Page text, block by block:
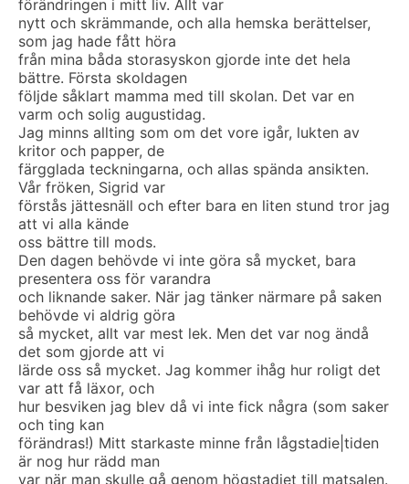
förändringen i mitt liv. Allt var
nytt och skrämmande, och alla hemska berättelser,
som jag hade fått höra
från mina båda storasyskon gjorde inte det hela
bättre. Första skoldagen
följde såklart mamma med till skolan. Det var en
varm och solig augustidag.
Jag minns allting som om det vore igår, lukten av
kritor och papper, de
färgglada teckningarna, och allas spända ansikten.
Vår fröken, Sigrid var
förstås jättesnäll och efter bara en liten stund tror jag
att vi alla kände
oss bättre till mods.
Den dagen behövde vi inte göra så mycket, bara
presentera oss för varandra
och liknande saker. När jag tänker närmare på saken
behövde vi aldrig göra
så mycket, allt var mest lek. Men det var nog ändå
det som gjorde att vi
lärde oss så mycket. Jag kommer ihåg hur roligt det
var att få läxor, och
hur besviken jag blev då vi inte fick några (som saker
och ting kan
förändras!) Mitt starkaste minne från lågstadie|tiden
är nog hur rädd man
var när man skulle gå genom högstadiet till matsalen.